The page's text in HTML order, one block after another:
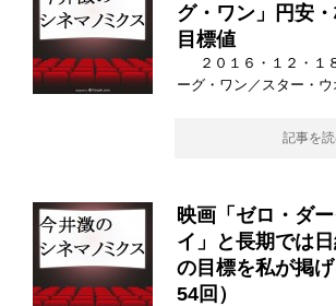
グ・ワン」円安
目標値
２０１６・１２・１
ーグ・ワン／スター・
記事を
映画「ゼロ・ダ
イ」と長期では
の目標を私が掲
54回）